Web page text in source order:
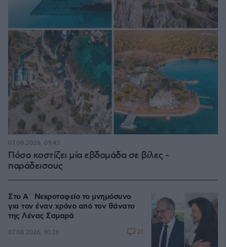
Πόσο κοστίζει μία εβδομάδα σε βίλες -
παράδεισους
07.08.2026, 09:43
Στο Α΄ Νεκροταφείο το μνημόσυνο
για τον έναν χρόνο από τον θάνατο
της Λένας Σαμαρά
07.08.2026, 10:26 21